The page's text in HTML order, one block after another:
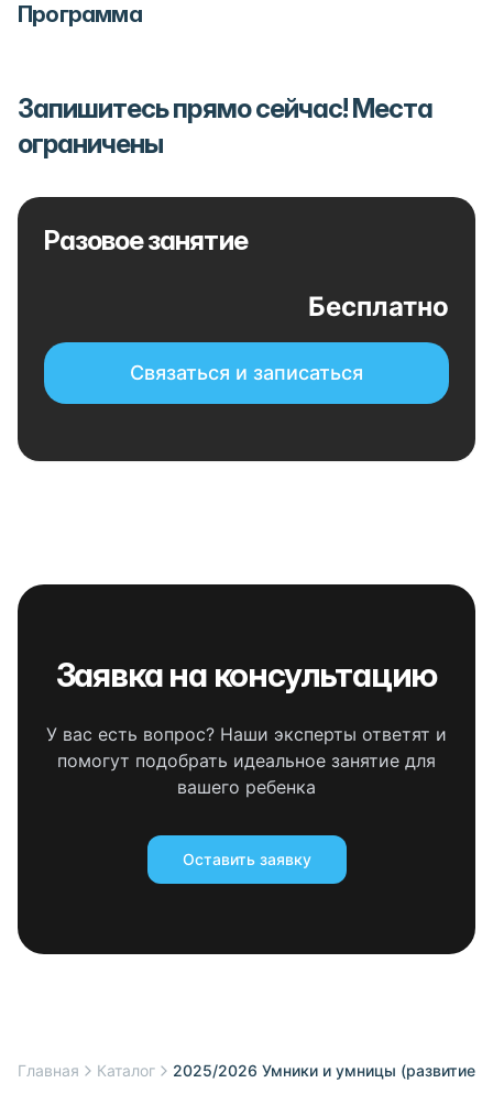
Программа
Запишитесь прямо сейчас! Места
ограничены
Разовое занятие
Бесплатно
Связаться и записаться
Заявка на консультацию
У вас есть вопрос? Наши эксперты ответят и
помогут подобрать идеальное занятие для
вашего ребенка
Оставить заявку
Главная Каталог 2025/2026 Умники и умницы (развитие